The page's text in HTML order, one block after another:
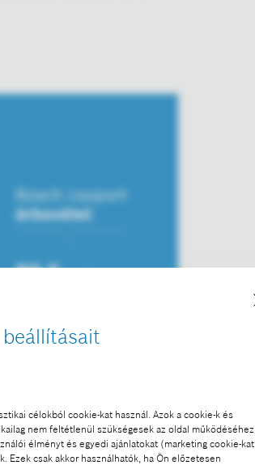
beállításait
célokból cookie-kat használ. Azok a cookie-k és
nem feltétlenül szükségesek az oldal működéséhez,
élményt és egyedi ajánlatokat (marketing cookie-kat
csak akkor használhatók, ha Ön előzetesen
felhasználható.